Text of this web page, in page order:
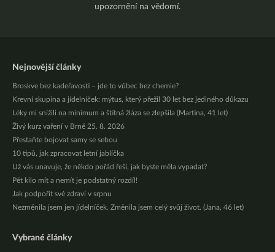
upozornění na vědomí.
Nejnovější články
Broskve bez kadeřavosti – jde to vůbec bez chemie?
Krevní skupina a jídelníček: mýtus, který přežil 30 let bez jediného důkazu
Léky mi snížili na minimum a štítná žláza se zlepšila (Martina, 41 let)
Živý kurz vaření v Brně 25. 8. 2026
Přestaňte bojovat samy se sebou
10 tipů, jak zpracovat letní jablíčka
Už vás unavuje, že někdo pořád řeší, jak byste měla vypadat?
Pět kilo mít a nemít je podstatný rozdíl!
Jak podpořit své zdraví v srpnu
Nezměnila jsem jen jídelníček. Změnila jsem celý svůj život. (Jana, 46 let)
Vybrané články